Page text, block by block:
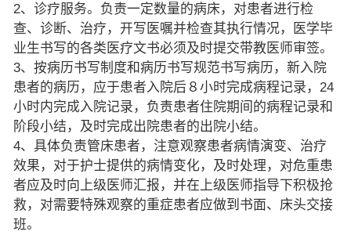
2、诊疗服务。负责一定数量的病床，对患者进行检
查、诊断、治疗，开写医嘱并检查其执行情况，医学毕
业生书写的各类医疗文书必须及时提交带教医师审签。
3、按病历书写制度和病历书写规范书写病历，新入院
患者的病历，应于患者入院后８小时完成病程记录，24
小时内完成入院记录，负责患者住院期间的病程记录和
阶段小结，及时完成出院患者的出院小结。
4、具体负责管床患者，注意观察患者病情演变、治疗
效果，对于护士提供的病情变化，及时处理，对危重患
者应及时向上级医师汇报，并在上级医师指导下积极抢
救，对需要特殊观察的重症患者应做到书面、床头交接
班。